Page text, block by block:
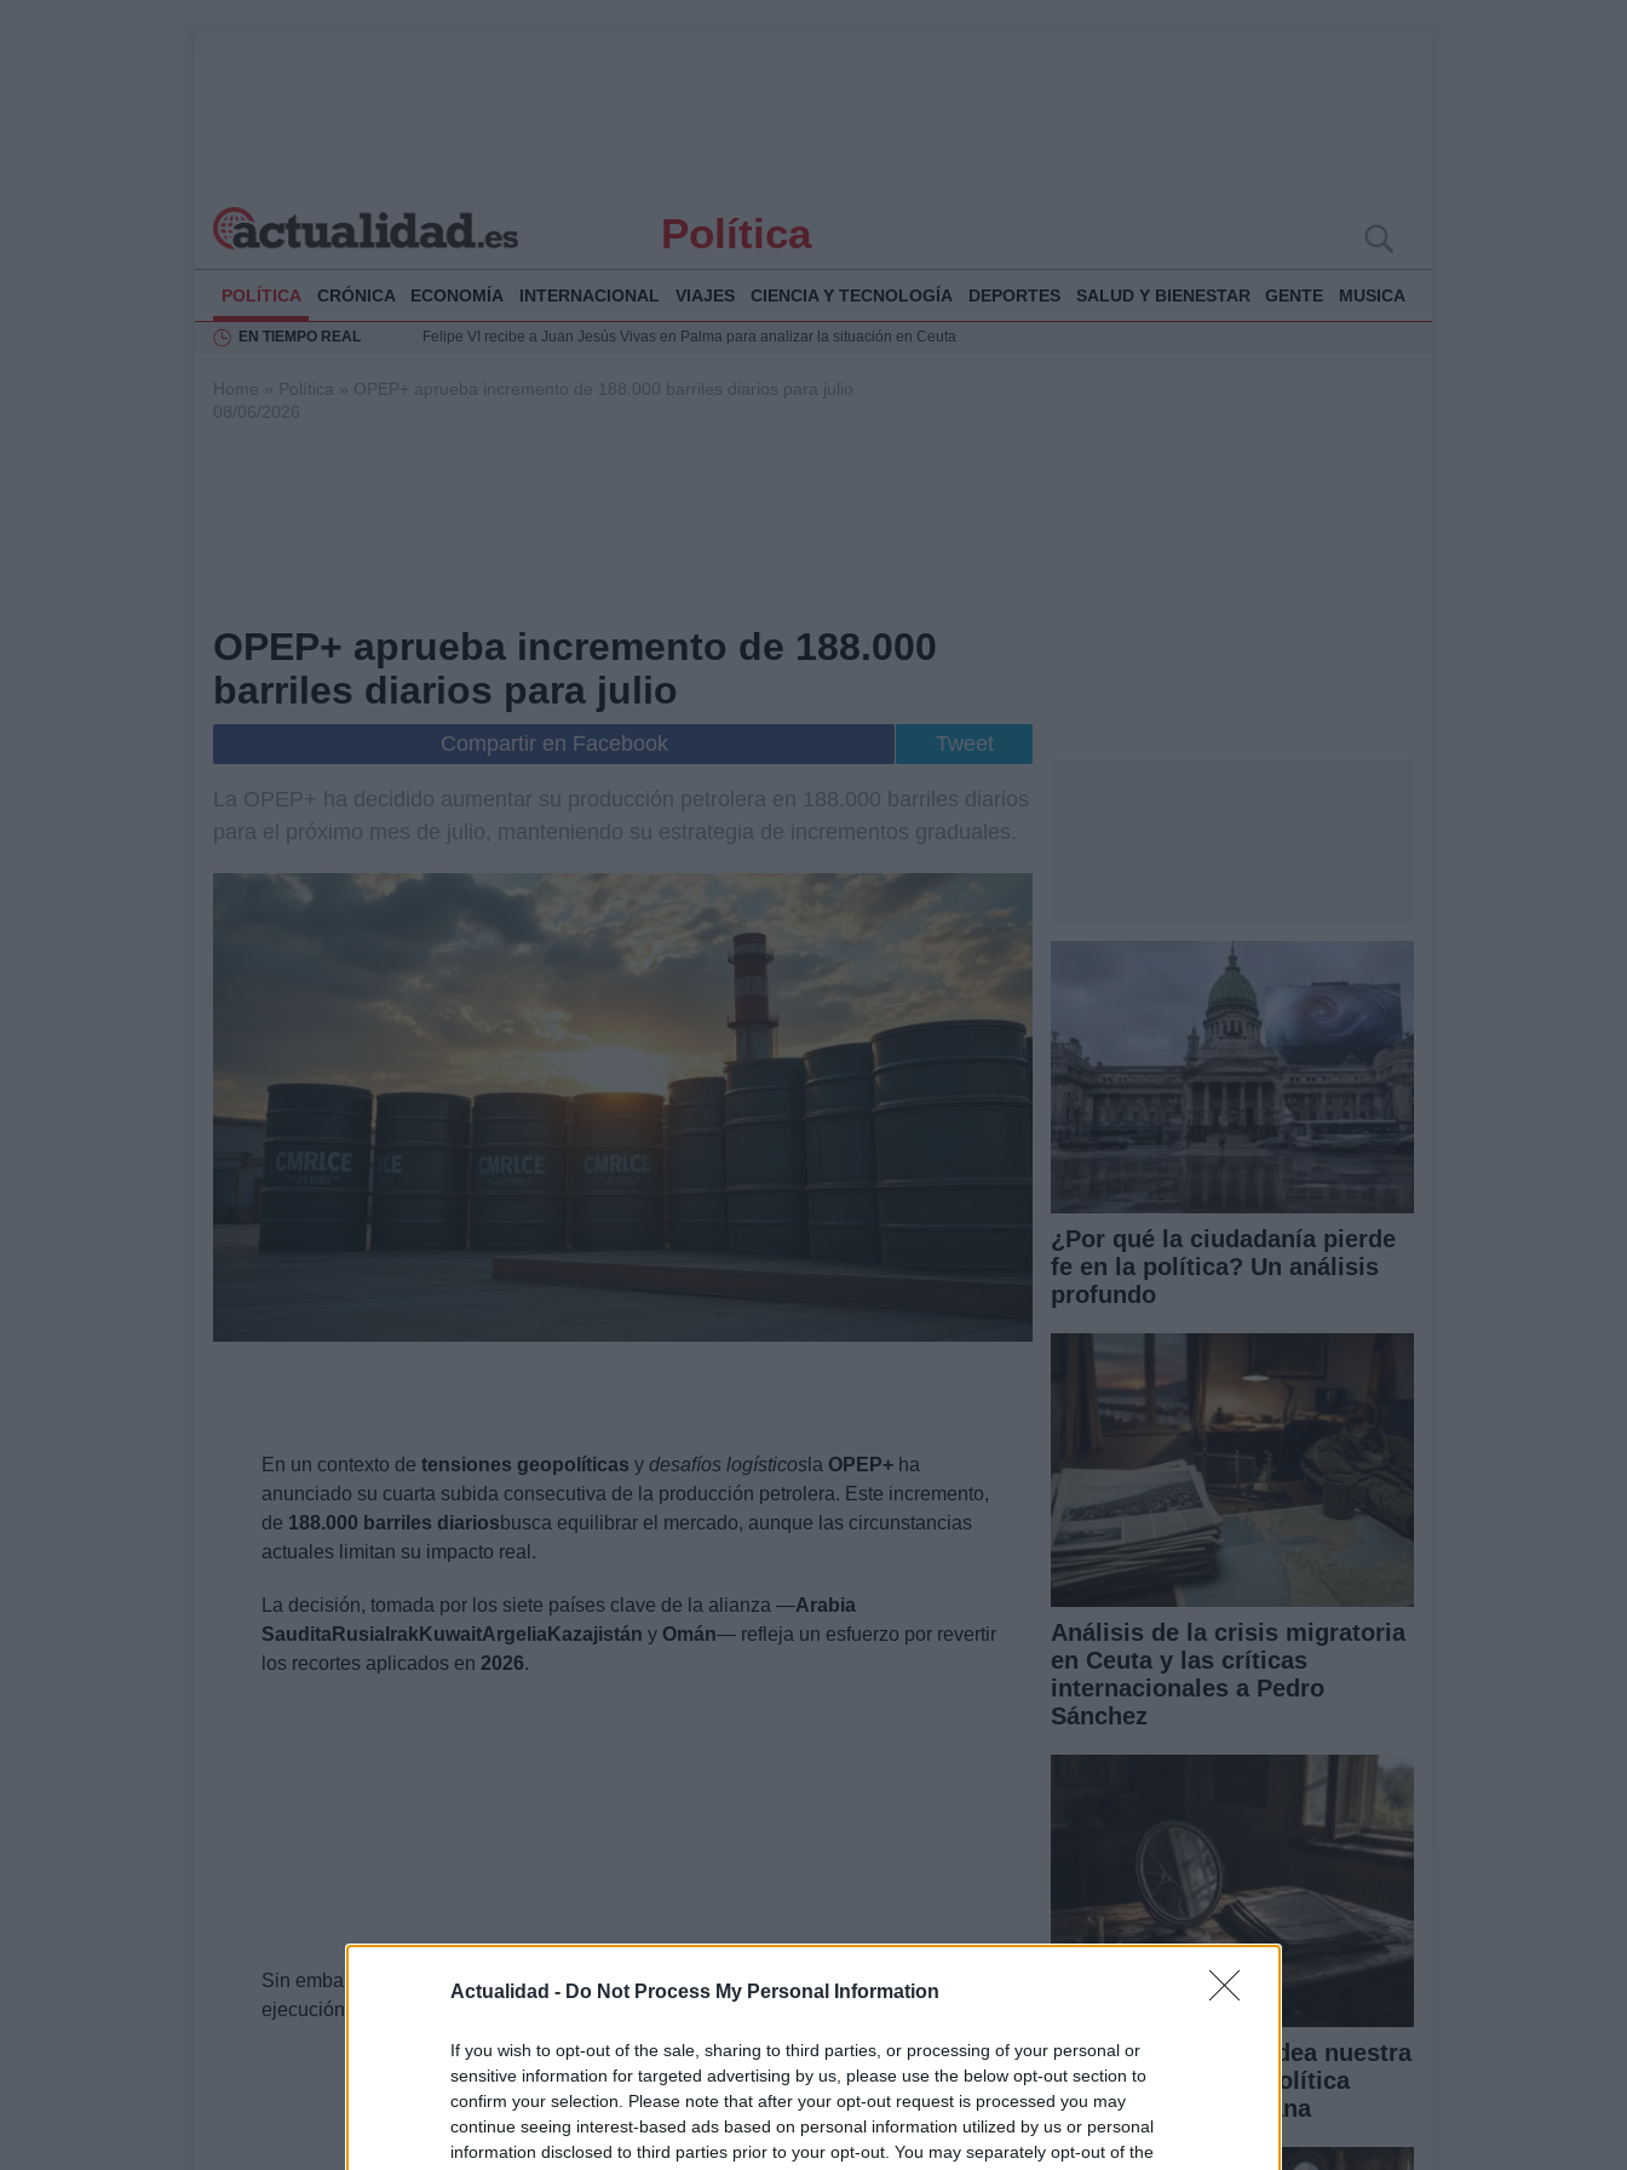
Actualidad - Do Not Process My Personal Information
If you wish to opt-out of the sale, sharing to third parties, or processing of your personal or
sensitive information for targeted advertising by us, please use the below opt-out section to
confirm your selection. Please note that after your opt-out request is processed you may
continue seeing interest-based ads based on personal information utilized by us or personal
information disclosed to third parties prior to your opt-out. You may separately opt-out of the
Política
POLÍTICA CRÓNICA ECONOMÍA INTERNACIONAL VIAJES CIENCIA Y TECNOLOGÍA DEPORTES SALUD Y BIENESTAR GENTE MUSICA
EN TIEMPO REAL
Felipe VI recibe a Juan Jesús Vivas en Palma para analizar la situación en Ceuta
Impacto económico y humanitario en Ceuta tras la llegada masiva de migrantes
Home » Política » OPEP+ aprueba incremento de 188.000 barriles diarios para julio
08/06/2026
OPEP+ aprueba incremento de 188.000
barriles diarios para julio
Compartir en Facebook Tweet
La OPEP+ ha decidido aumentar su producción petrolera en 188.000 barriles diarios
para el próximo mes de julio, manteniendo su estrategia de incrementos graduales.
En un contexto de tensiones geopolíticas y desafíos logísticos la OPEP+ ha
anunciado su cuarta subida consecutiva de la producción petrolera. Este incremento,
de 188.000 barriles diariosbusca equilibrar el mercado, aunque las circunstancias
actuales limitan su impacto real.
La decisión, tomada por los siete países clave de la alianza —Arabia
SauditaRusia Irak KuwaitArgeliaKazajistán y Omán— refleja un esfuerzo por revertir
los recortes aplicados en 2026.
Sin embargo, la guerra en Irán y el cierre del estrecho de Ormuz
complican la
ejecución de estos planes.
¿Por qué la ciudadanía pierde
fe en la política? Un análisis
profundo
Análisis de la crisis migratoria
en Ceuta y las críticas
internacionales a Pedro
Sánchez
Cómo el miedo moldea nuestra
realidad: desde la política
hasta la vida cotidiana